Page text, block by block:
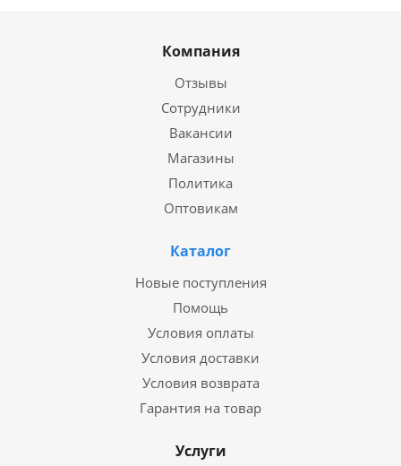
Компания
Отзывы
Сотрудники
Вакансии
Магазины
Политика
Оптовикам
Каталог
Новые поступления
Помощь
Условия оплаты
Условия доставки
Условия возврата
Гарантия на товар
Услуги